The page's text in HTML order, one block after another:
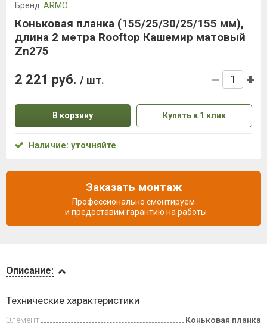
и оплата
Описание:
Технические характеристики
Элемент
Коньковая планка
Бренд: ARMO
Коньковая планка (155/25/30/25/155 мм),
длина 2 метра Rooftop Кашемир матовый
Zn275
2 221 руб. / шт.
В корзину Купить в 1 клик
Наличие: уточняйте
Заказать монтаж
Профессионально смонтируем
и предоставим гарантию на работы